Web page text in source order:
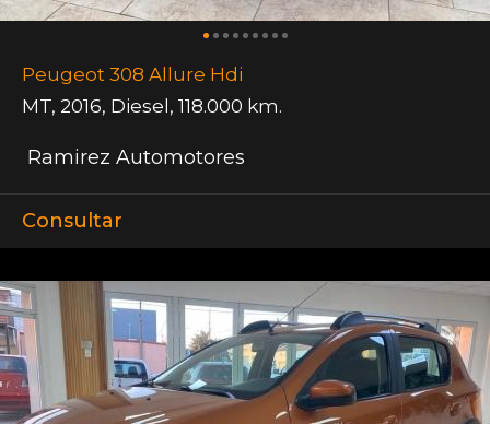
Peugeot 308 Allure Hdi
MT, 2016, Diesel , 118.000 km.
Ramirez Automotores
Consultar